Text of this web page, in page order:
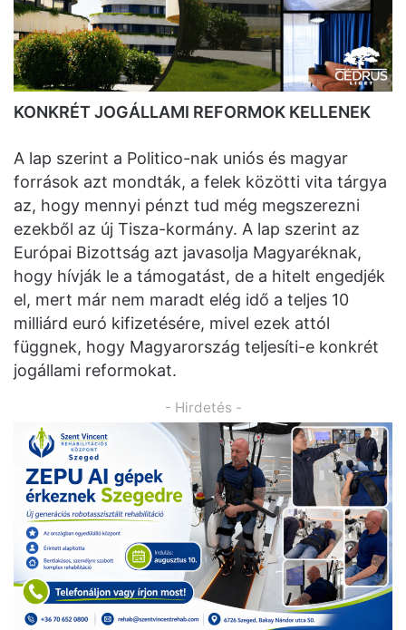
KONKRÉT JOGÁLLAMI REFORMOK KELLENEK
A lap szerint a Politico-nak uniós és magyar
források azt mondták, a felek közötti vita tárgya
az, hogy mennyi pénzt tud még megszerezni
ezekből az új Tisza-kormány. A lap szerint az
Európai Bizottság azt javasolja Magyaréknak,
hogy hívják le a támogatást, de a hitelt engedjék
el, mert már nem maradt elég idő a teljes 10
milliárd euró kifizetésére, mivel ezek attól
függnek, hogy Magyarország teljesíti-e konkrét
jogállami reformokat.
- Hirdetés -